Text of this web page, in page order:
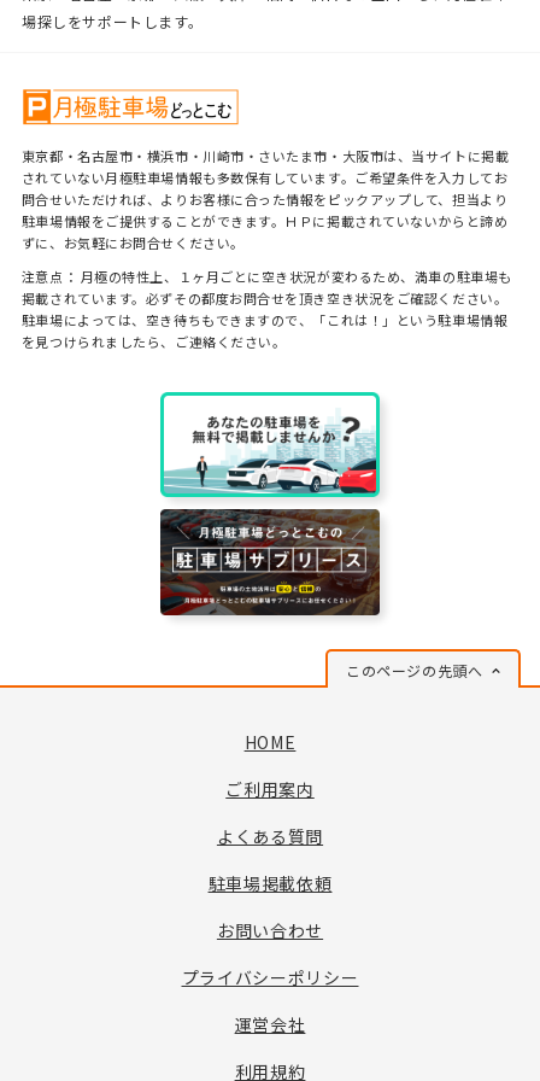
場探しをサポートします。
東京都・名古屋市・横浜市・川崎市・さいたま市・大阪市は、当サイトに掲載
されていない月極駐車場情報も多数保有しています。ご希望条件を入力してお
問合せいただければ、よりお客様に合った情報をピックアップして、担当より
駐車場情報をご提供することができます。ＨＰに掲載されていないからと諦め
ずに、お気軽にお問合せください。
注意点： 月極の特性上、１ヶ月ごとに空き状況が変わるため、満車の駐車場も
掲載されています。必ずその都度お問合せを頂き空き状況をご確認ください。
駐車場によっては、空き待ちもできますので、「これは！」という駐車場情報
を見つけられましたら、ご連絡ください。
このページの先頭へ
HOME
ご利用案内
よくある質問
駐車場掲載依頼
お問い合わせ
プライバシーポリシー
運営会社
利用規約